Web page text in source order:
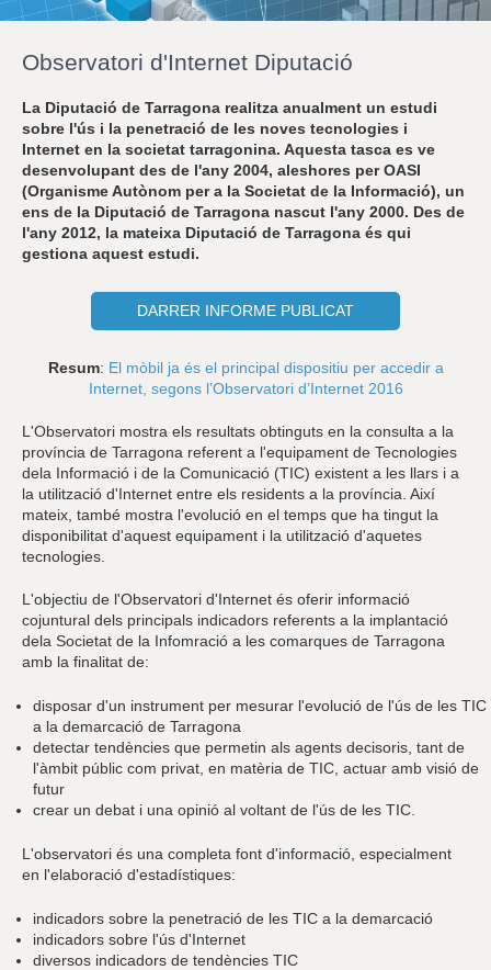
a
l
a
u
Observatori d'Internet Diputació
La Diputació de Tarragona realitza anualment un estudi
sobre l'ús i la penetració de les noves tecnologies i
Internet en la societat tarragonina. Aquesta tasca es ve
desenvolupant des de l'any 2004, aleshores per OASI
(Organisme Autònom per a la Societat de la Informació), un
ens de la Diputació de Tarragona nascut l'any 2000. Des de
l'any 2012, la mateixa Diputació de Tarragona és qui
gestiona aquest estudi.
DARRER INFORME PUBLICAT
Resum: El mòbil ja és el principal dispositiu per accedir a
Internet, segons l’Observatori d’Internet 2016
L'Observatori mostra els resultats obtinguts en la consulta a la
província de Tarragona referent a l'equipament de Tecnologies
dela Informació i de la Comunicació (TIC) existent a les llars i a
la utilització d'Internet entre els residents a la província. Així
mateix, també mostra l'evolució en el temps que ha tingut la
disponibilitat d'aquest equipament i la utilització d'aquetes
tecnologies.
L'objectiu de l'Observatori d'Internet és oferir informació
cojuntural dels principals indicadors referents a la implantació
dela Societat de la Infomració a les comarques de Tarragona
amb la finalitat de:
disposar d'un instrument per mesurar l'evolució de l'ús de les TIC
a la demarcació de Tarragona
detectar tendències que permetin als agents decisoris, tant de
l'àmbit públic com privat, en matèria de TIC, actuar amb visió de
futur
crear un debat i una opinió al voltant de l'ús de les TIC.
L'observatori és una completa font d'informació, especialment
en l'elaboració d'estadístiques:
indicadors sobre la penetració de les TIC a la demarcació
indicadors sobre l'ús d'Internet
diversos indicadors de tendències TIC